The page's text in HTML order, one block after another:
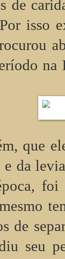
de
isso
que
da
de
seu